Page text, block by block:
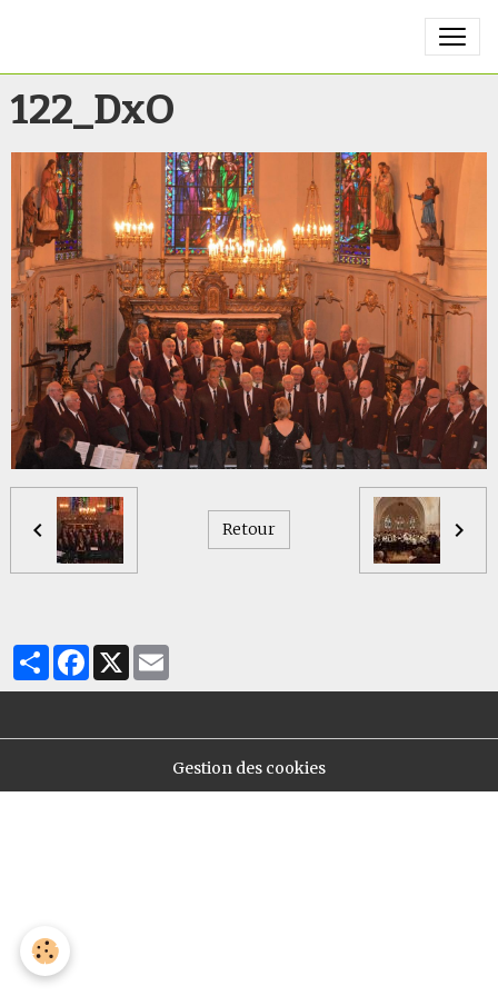
122_DxO
Retour
PartagerFacebook
X
Gestion des cookies